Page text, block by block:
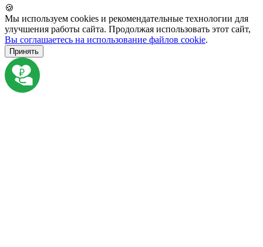
🍪
Мы используем cookies и рекомендательные технологии для
улучшения работы сайта. Продолжая использовать этот сайт,
Вы соглашаетесь на использование файлов cookie.
Принять